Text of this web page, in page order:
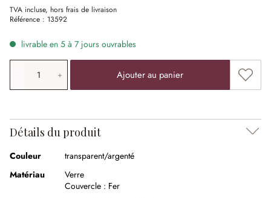
TVA incluse, hors frais de livraison
Référence : 13592
livrable en 5 à 7 jours ouvrables
Quantité de produit: saisissez la valeur souhaitée ou
Ajouter au panier
Détails du produit
Couleur
transparent/argenté
Matériau
Verre
Couvercle : Fer